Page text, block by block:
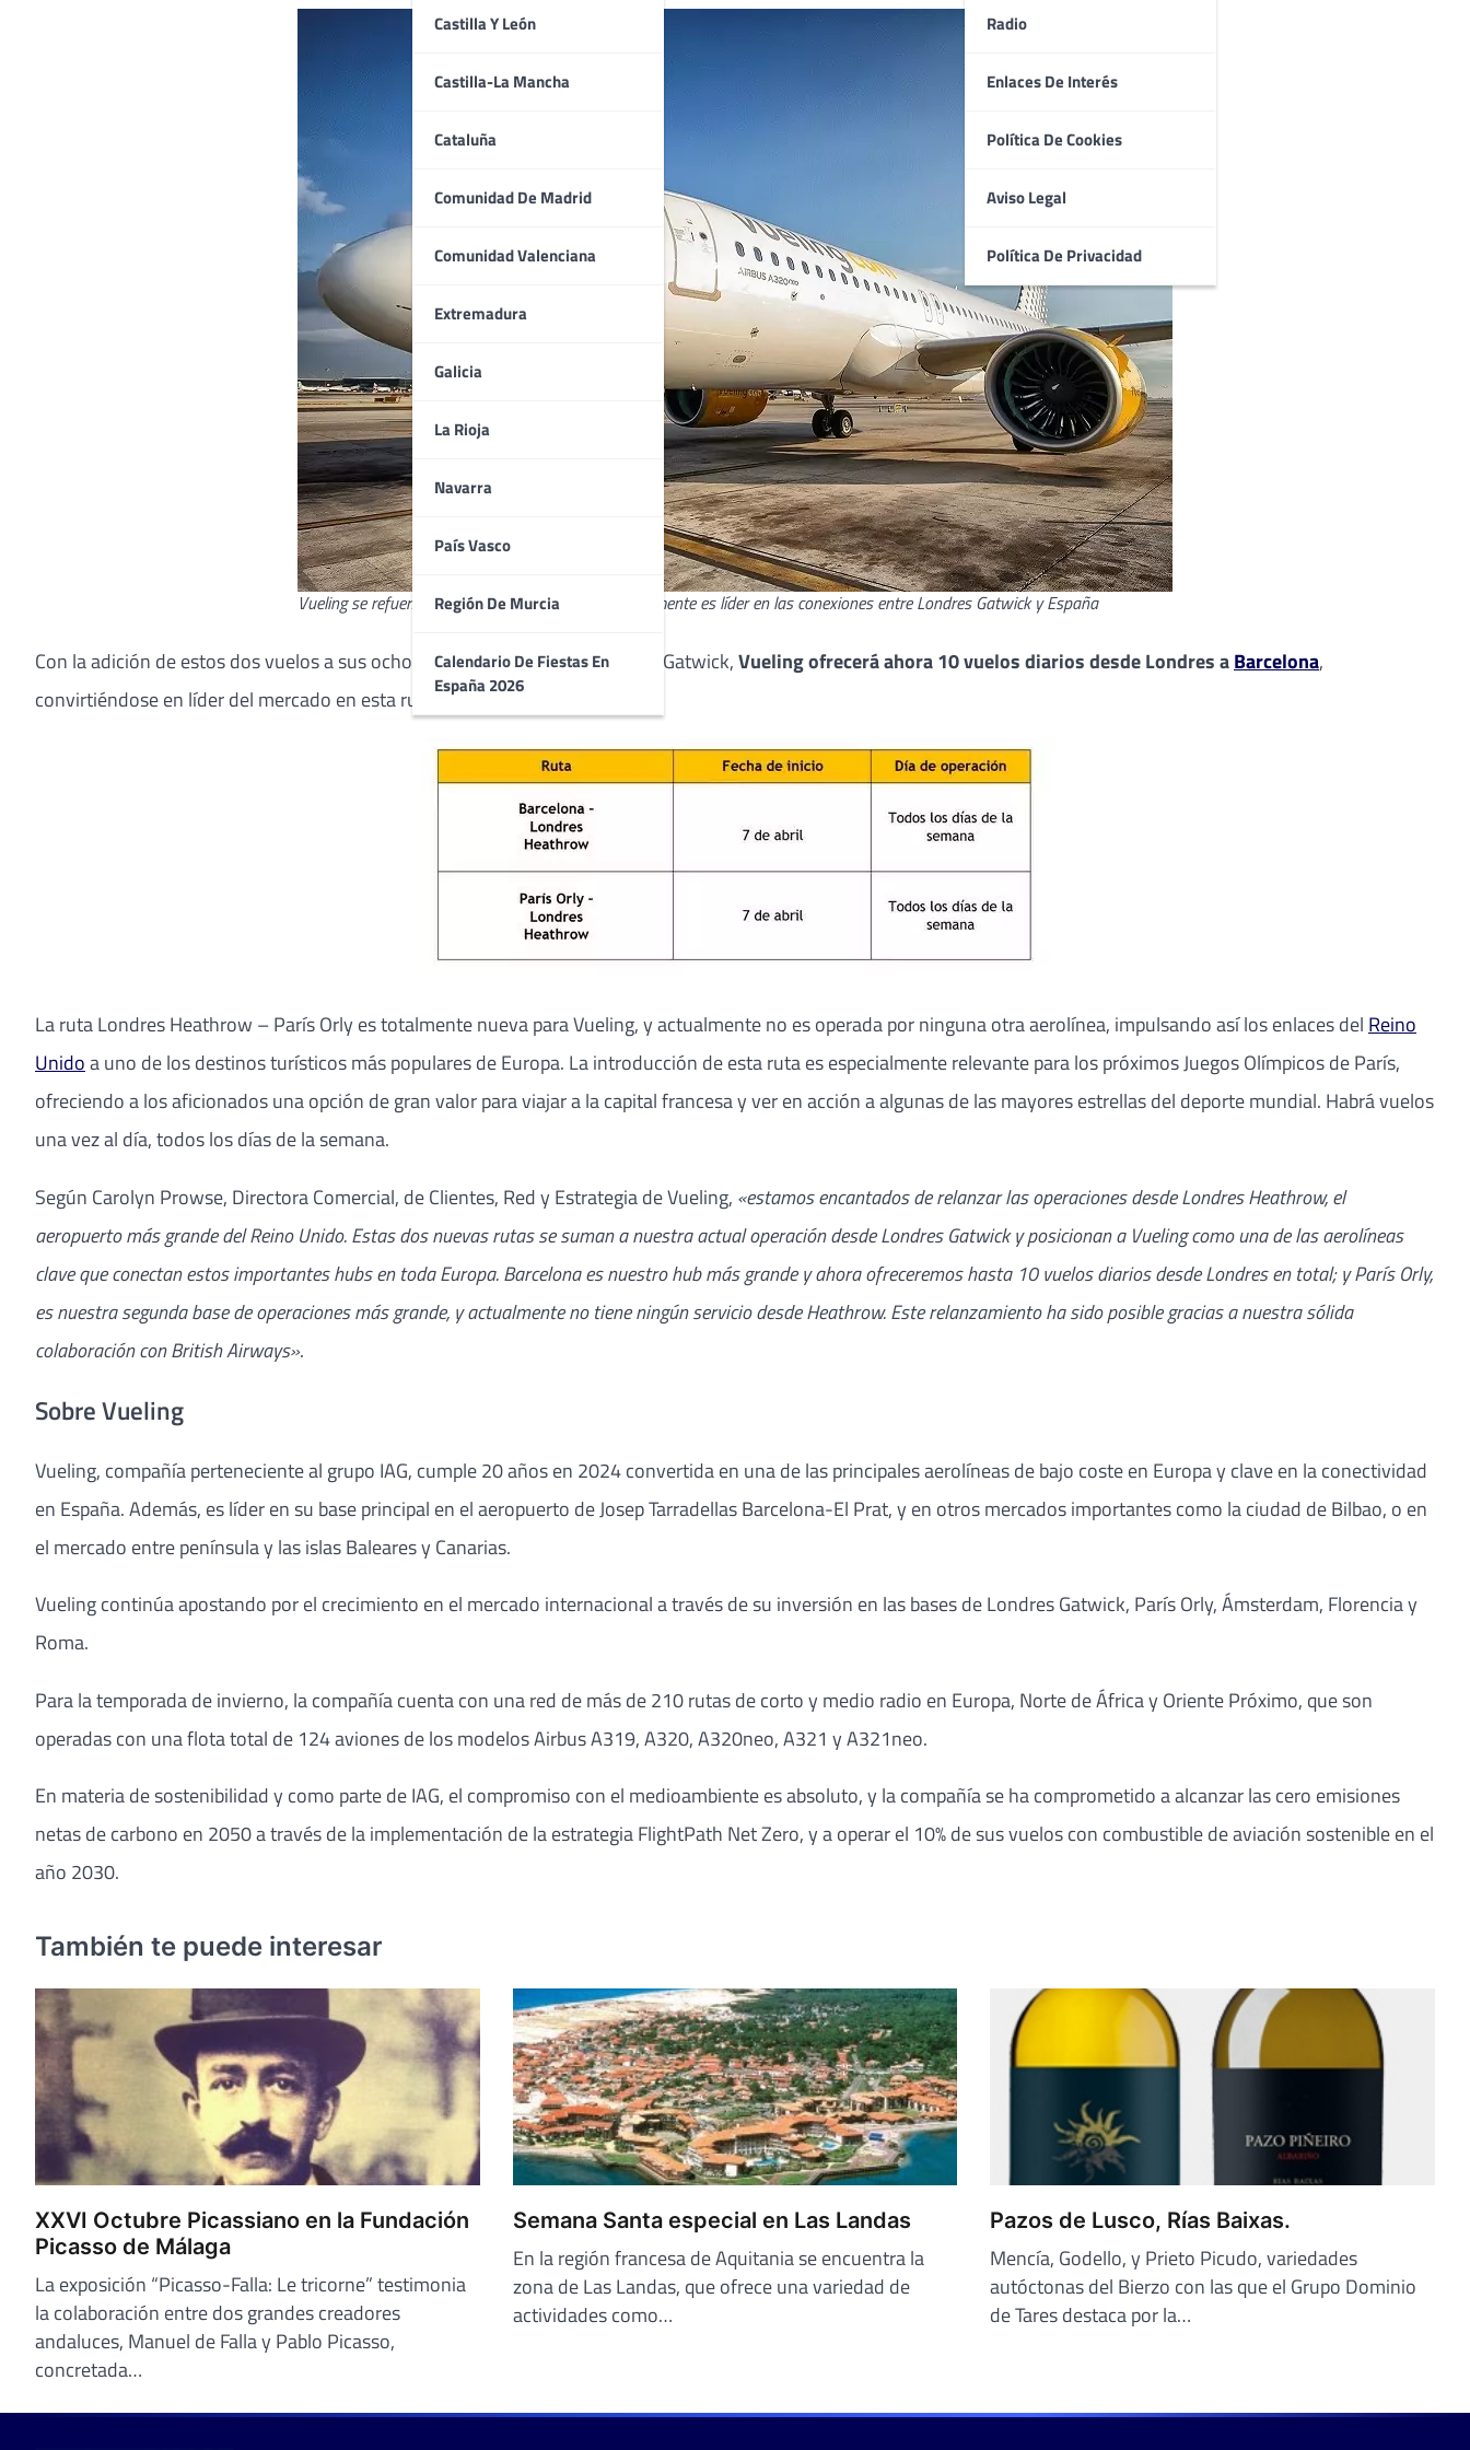
Castilla Y León
Castilla-La Mancha
Cataluña
Comunidad De Madrid
Comunidad Valenciana
Extremadura
Galicia
La Rioja
Navarra
País Vasco
Región De Murcia
Calendario De Fiestas En
España 2026
Radio
Enlaces De Interés
Política De Cookies
Aviso Legal
Política De Privacidad
Vueling se refuerza así en Reino Unido donde actualmente es líder en las conexiones entre Londres Gatwick y España
Con la adición de estos dos vuelos a sus ocho vuelos diarios desde Londres Gatwick,Vueling ofrecerá ahora 10 vuelos diarios desde Londres aBarcelona,
convirtiéndose en líder del mercado en esta ruta.
La ruta Londres Heathrow – París Orly es totalmente nueva para Vueling, y actualmente no es operada por ninguna otra aerolínea, impulsando así los enlaces del Reino
Unidoa uno de los destinos turísticos más populares de Europa. La introducción de esta ruta es especialmente relevante para los próximos Juegos Olímpicos de París,
ofreciendo a los aficionados una opción de gran valor para viajar a la capital francesa y ver en acción a algunas de las mayores estrellas del deporte mundial. Habrá vuelos
una vez al día, todos los días de la semana.
Según Carolyn Prowse, Directora Comercial, de Clientes, Red y Estrategia de Vueling, «estamos encantados de relanzar las operaciones desde Londres Heathrow, el
aeropuerto más grande del Reino Unido. Estas dos nuevas rutas se suman a nuestra actual operación desde Londres Gatwick y posicionan a Vueling como una de las aerolíneas
clave que conectan estos importantes hubs en toda Europa. Barcelona es nuestro hub más grande y ahora ofreceremos hasta 10 vuelos diarios desde Londres en total; y París Orly,
es nuestra segunda base de operaciones más grande, y actualmente no tiene ningún servicio desde Heathrow. Este relanzamiento ha sido posible gracias a nuestra sólida
colaboración con British Airways».
Sobre Vueling
Vueling, compañía perteneciente al grupo IAG, cumple 20 años en 2024 convertida en una de las principales aerolíneas de bajo coste en Europa y clave en la conectividad
en España. Además, es líder en su base principal en el aeropuerto de Josep Tarradellas Barcelona-El Prat, y en otros mercados importantes como la ciudad de Bilbao, o en
el mercado entre península y las islas Baleares y Canarias.
Vueling continúa apostando por el crecimiento en el mercado internacional a través de su inversión en las bases de Londres Gatwick, París Orly, Ámsterdam, Florencia y
Roma.
Para la temporada de invierno, la compañía cuenta con una red de más de 210 rutas de corto y medio radio en Europa, Norte de África y Oriente Próximo, que son
operadas con una flota total de 124 aviones de los modelos Airbus A319, A320, A320neo, A321 y A321neo.
En materia de sostenibilidad y como parte de IAG, el compromiso con el medioambiente es absoluto, y la compañía se ha comprometido a alcanzar las cero emisiones
netas de carbono en 2050 a través de la implementación de la estrategia FlightPath Net Zero, y a operar el 10% de sus vuelos con combustible de aviación sostenible en el
año 2030.
También te puede interesar
XXVI Octubre Picassiano en la Fundación
Picasso de Málaga
La exposición “Picasso-Falla: Le tricorne” testimonia
la colaboración entre dos grandes creadores
andaluces, Manuel de Falla y Pablo Picasso,
concretada…
Semana Santa especial en Las Landas
En la región francesa de Aquitania se encuentra la
zona de Las Landas, que ofrece una variedad de
actividades como…
Pazos de Lusco, Rías Baixas.
Mencía, Godello, y Prieto Picudo, variedades
autóctonas del Bierzo con las que el Grupo Dominio
de Tares destaca por la…